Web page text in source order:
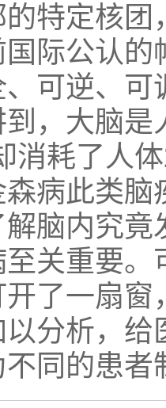
特定核
国际公认
可逆、
，大脑
消耗了人
病此类
脑内究
关重要
了一扇
分析，
同的患